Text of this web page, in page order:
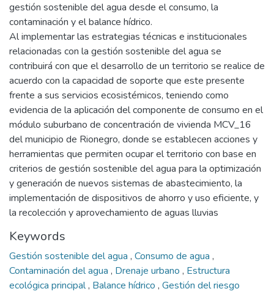
gestión sostenible del agua desde el consumo, la
contaminación y el balance hídrico.
Al implementar las estrategias técnicas e institucionales
relacionadas con la gestión sostenible del agua se
contribuirá con que el desarrollo de un territorio se realice de
acuerdo con la capacidad de soporte que este presente
frente a sus servicios ecosistémicos, teniendo como
evidencia de la aplicación del componente de consumo en el
módulo suburbano de concentración de vivienda MCV_16
del municipio de Rionegro, donde se establecen acciones y
herramientas que permiten ocupar el territorio con base en
criterios de gestión sostenible del agua para la optimización
y generación de nuevos sistemas de abastecimiento, la
implementación de dispositivos de ahorro y uso eficiente, y
la recolección y aprovechamiento de aguas lluvias
Keywords
Gestión sostenible del agua , Consumo de agua ,
Contaminación del agua , Drenaje urbano , Estructura
ecológica principal, Balance hídrico , Gestión del riesgo